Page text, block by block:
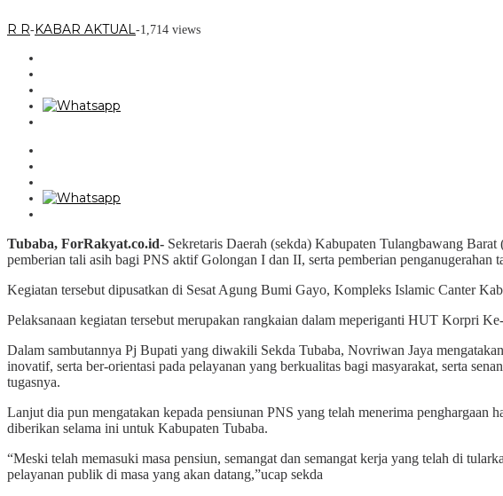
R R-KABAR AKTUAL-1,714 views
Tubaba, ForRakyat.co.id- Sekretaris Daerah (sekda) Kabupaten Tulangbawang
pemberian tali asih bagi PNS aktif Golongan I dan II, serta pemberian penganugerahan
Kegiatan tersebut dipusatkan di Sesat Agung Bumi Gayo, Kompleks Islamic Canter
Pelaksanaan kegiatan tersebut merupakan rangkaian dalam meperiganti HUT Korpri
Dalam sambutannya Pj Bupati yang diwakili Sekda Tubaba, Novriwan Jaya
inovatif, serta ber-orientasi pada pelayanan yang berkualitas bagi masyarakat, serta
tugasnya.
Lanjut dia pun mengatakan kepada pensiunan PNS yang telah menerima penghargaan
diberikan selama ini untuk Kabupaten Tubaba.
“Meski telah memasuki masa pensiun, semangat dan semangat kerja yang telah di
pelayanan publik di masa yang akan datang,”ucap sekda